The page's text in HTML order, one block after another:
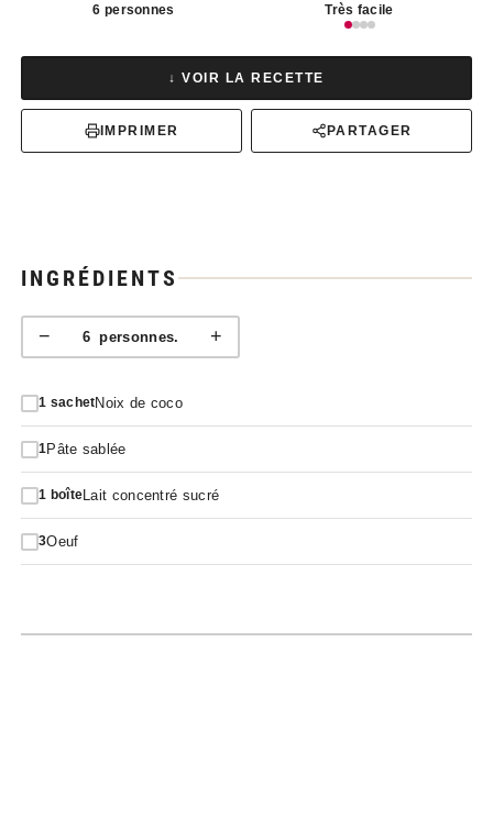
6 personnes Très facile
↓ VOIR LA RECETTE
IMPRIMER PARTAGER
INGRÉDIENTS
− 6personnes. +
1 sachetNoix de coco
1Pâte sablée
1 boîteLait concentré sucré
3Oeuf